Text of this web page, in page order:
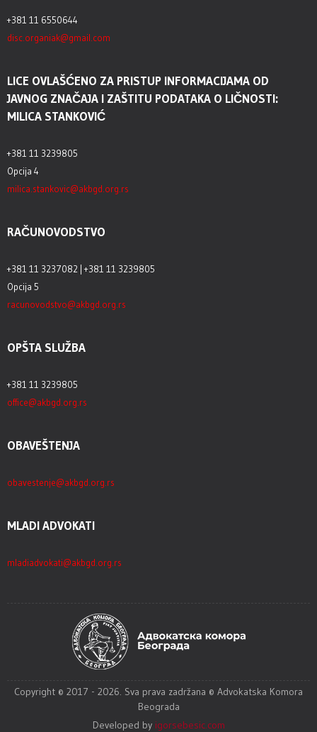
+381 11 6550644
disc.organiak@gmail.com
LICE OVLAŠĆENO ZA PRISTUP INFORMACIJAMA OD
JAVNOG ZNAČAJA I ZAŠTITU PODATAKA O LIČNOSTI:
MILICA STANKOVIĆ
+381 11 3239805
Opcija 4
milica.stankovic@akbgd.org.rs
RAČUNOVODSTVO
+381 11 3237082 | +381 11 3239805
Opcija 5
racunovodstvo@akbgd.org.rs
OPŠTA SLUŽBA
+381 11 3239805
office@akbgd.org.rs
OBAVEŠTENJA
obavestenje@akbgd.org.rs
MLADI ADVOKATI
mladiadvokati@akbgd.org.rs
Copyright © 2017 - 2026. Sva prava zadržana © Advokatska Komora
Beograda
Developed by igorsebesic.com